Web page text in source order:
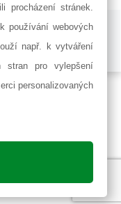
a.s. |
Nastavení
s.r.o.
procházení stránek.
používání webových
např. k vytváření
stran pro vylepšení
personalizovaných